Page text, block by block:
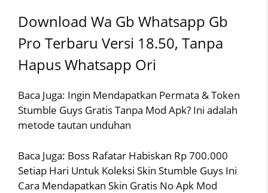
Download Wa Gb Whatsapp Gb
Pro Terbaru Versi 18.50, Tanpa
Hapus Whatsapp Ori
Baca Juga: Ingin Mendapatkan Permata & Token
Stumble Guys Gratis Tanpa Mod Apk? Ini adalah
metode tautan unduhan
Baca Juga: Boss Rafatar Habiskan Rp 700.000
Setiap Hari Untuk Koleksi Skin Stumble Guys Ini
Cara Mendapatkan Skin Gratis No Apk Mod